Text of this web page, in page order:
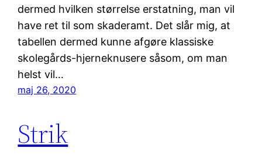
dermed hvilken størrelse erstatning, man vil
have ret til som skaderamt. Det slår mig, at
tabellen dermed kunne afgøre klassiske
skolegårds-hjerneknusere såsom, om man
helst vil…
maj 26, 2020
Strik